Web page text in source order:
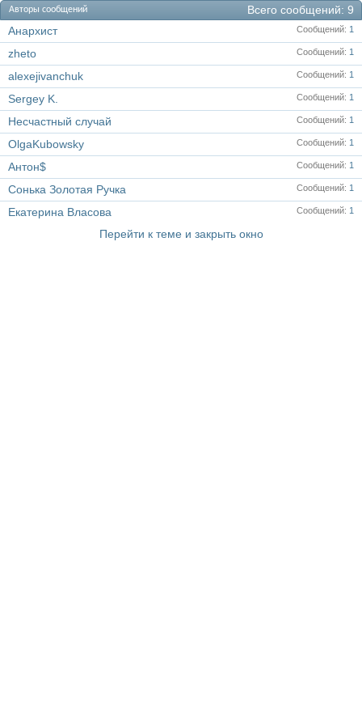
Всего сообщений 9
Авторы сообщений
Сообщений 1
Анархист
Сообщений 1
zheto
Сообщений 1
alexejivanchuk
Сообщений 1
Sergey K.
Сообщений 1
Несчастный случай
Сообщений 1
OlgaKubowsky
Сообщений 1
Антон$
Сообщений 1
Сонька Золотая Ручка
Сообщений 1
Екатерина Власова
Перейти к теме и закрыть окно